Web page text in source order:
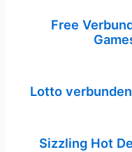
Free
Lotto
Sizzling Hot